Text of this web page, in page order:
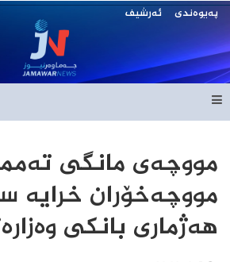
پەیوەندی ئەرشیف
مووچەی مانگی
مووچەخۆران خرایە
هەژماری بانکی